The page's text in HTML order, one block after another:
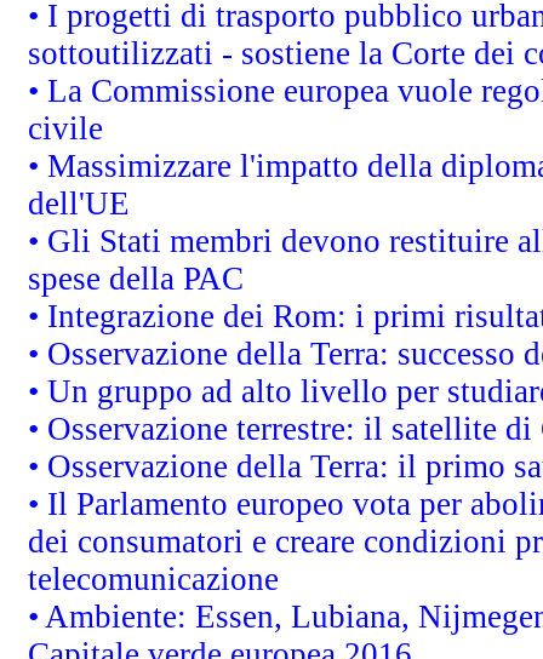
• I progetti di trasporto pubblico
sottoutilizzati - sostiene la Corte dei
• La Commissione europea vuole
civile
• Massimizzare l'impatto della
dell'UE
• Gli Stati membri devono restituire
spese della PAC
• Integrazione dei Rom: i primi
• Osservazione della Terra:
• Un gruppo ad alto livello per
• Osservazione terrestre: il satellite
• Osservazione della Terra: il primo
• Il Parlamento europeo vota per
dei consumatori e creare condizioni
telecomunicazione
• Ambiente: Essen, Lubiana,